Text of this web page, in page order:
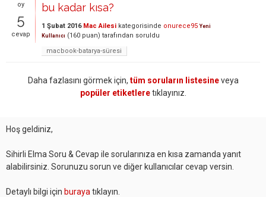
oy
5
cevap
bu kadar kısa?
1 Şubat 2016 Mac Ailesi kategorisinde onurece95 Yeni
Kullanıcı (160 puan) tarafından soruldu
macbook-batarya-süresi
Daha fazlasını görmek için, tüm soruların listesineveya
popüler etiketleretıklayınız.
Hoş geldiniz,
Sihirli Elma Soru & Cevap ile sorularınıza en kısa zamanda yanıt
alabilirsiniz. Sorunuzu sorun ve diğer kullanıcılar cevap versin.
Detaylı bilgi için buraya tıklayın.